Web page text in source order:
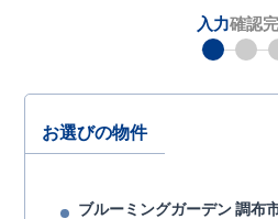
お選びの物件
ブルーミングガーデン 調布
入力確認